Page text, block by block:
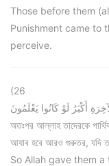
Those before them
Punishment came to
perceive.
(26
أَكْبَرُ لَوْ كَانُوا يَعْلَمُونَ
অতঃপর আল্লাহ তাদেরকে
আযাব হবে আরও গুরুতর, যদি
So Allah gave them